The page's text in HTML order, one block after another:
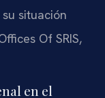
situación
Of SRIS,
en el